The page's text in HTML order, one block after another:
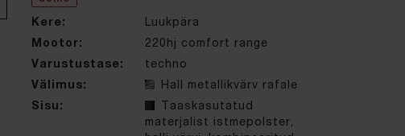
Kere:
Luukpära
Mootor:
220hj comfort range
Varustustase:
techno
Välimus:
Hall metallikvärv rafale
Sisu:
Taaskasutatud
materjalist istmepolster,